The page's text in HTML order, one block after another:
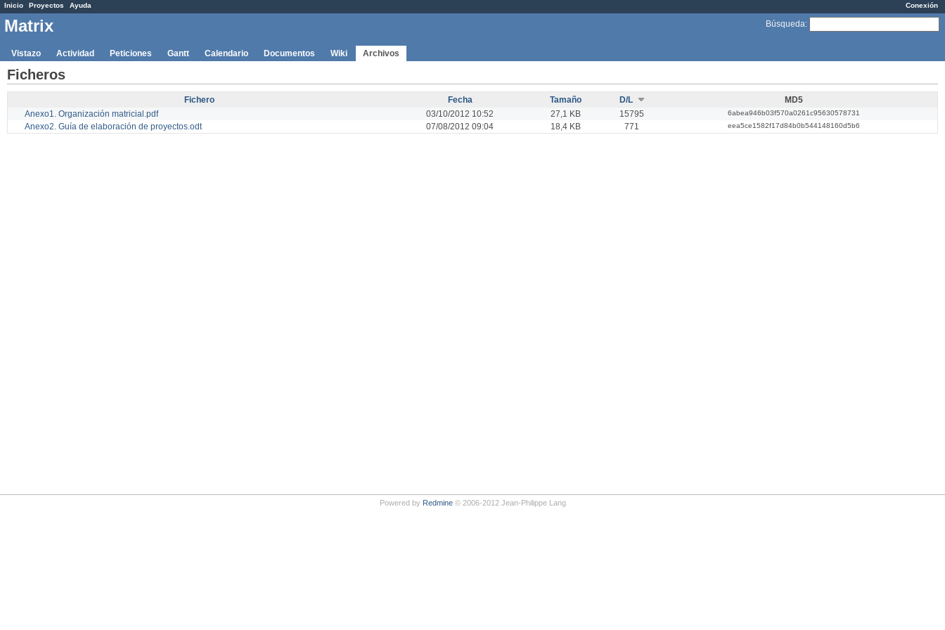
Conexión
Inicio Proyectos Ayuda
Búsqueda:
Matrix
Vistazo Actividad Peticiones Gantt Calendario Documentos Wiki Archivos
Ficheros
Fichero Fecha Tamaño D/L
MD5
Anexo1. Organización matricial.pdf
03/10/2012 10:52 27,1 KB 15795 6abea946b03f570a0261c95630578731
Anexo2. Guía de elaboración de proyectos.odt 07/08/2012 09:04 18,4 KB 771 eea5ce1582f17d84b0b544148160d5b6
Powered by Redmine© 2006-2012 Jean-Philippe Lang